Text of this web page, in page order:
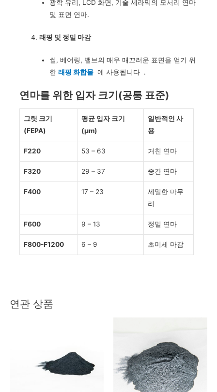
광학 유리, LCD 화면, 기술 세라믹의 모서리 연마
및 표면 연마.
래핑 및 정밀 마감
씰, 베어링, 밸브의 매우 매끄러운 표면을 얻기 위
한 래핑 화합물 에 사용됩니다 .
연마를 위한 입자 크기(공통 표준)
그릿 크기
(FEPA)
평균 입자 크기
(µm)
일반적인 사
용
F220 53 – 63 거친 연마
F320 29 – 37 중간 연마
F400 17 – 23
세밀한 마무
리
F600 9 – 13 정밀 연마
F800-F1200 6 – 9 초미세 마감
연관 상품